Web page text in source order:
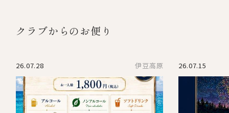
クラブからのお便り
26.07.28 伊豆高原 26.07.15